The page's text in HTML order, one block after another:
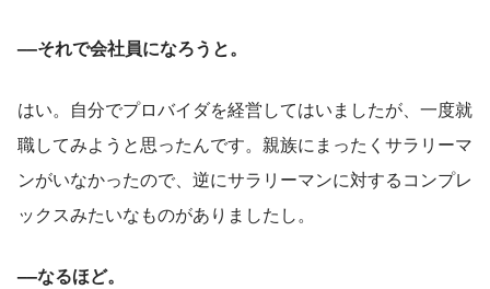
––それで会社員になろうと。
はい。自分でプロバイダを経営してはいましたが、一度就
職してみようと思ったんです。親族にまったくサラリーマ
ンがいなかったので、逆にサラリーマンに対するコンプレ
ックスみたいなものがありましたし。
––なるほど。